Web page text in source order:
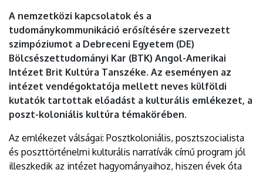
A nemzetközi kapcsolatok és a
tudománykommunikáció erősítésére szervezett
szimpóziumot a Debreceni Egyetem (DE)
Bölcsészettudományi Kar (BTK) Angol-Amerikai
Intézet Brit Kultúra Tanszéke. Az eseményen az
intézet vendégoktatója mellett neves külföldi
kutatók tartottak előadást a kulturális emlékezet, a
poszt-koloniális kultúra témakörében.
Az emlékezet válságai: Posztkoloniális, posztszocialista
és poszttörténelmi kulturális narratívák című program jól
illeszkedik az intézet hagyományaihoz, hiszen évek óta